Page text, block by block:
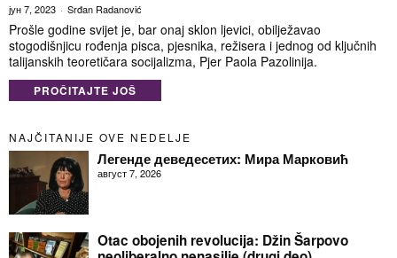
јун 7, 2023 Srđan Radanović
Prošle godine svijet je, bar onaj sklon ljevici, obilježavao
stogodišnjicu rođenja pisca, pjesnika, režisera i jednog od ključnih
talijanskih teoretičara socijalizma, Pjer Paola Pazolinija.
PROČITAJTE JOŠ
NAJČITANIJE OVE NEDELJE
Легенде деведесетих: Мира Марковић
август 7, 2026
Otac obojenih revolucija: Džin Šarpovo